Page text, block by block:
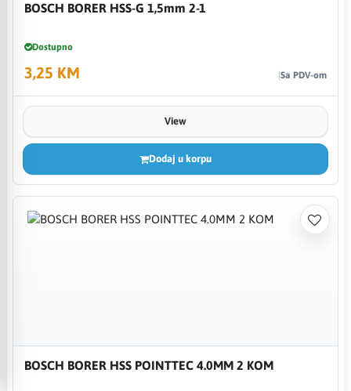
BOSCH BORER HSS-G 1,5mm 2-1
Dostupno
3,25 KM Sa PDV-om
View
Dodaj u korpu
BOSCH BORER HSS POINTTEC 4.0MM 2 KOM